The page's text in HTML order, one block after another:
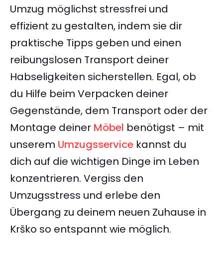
Umzug möglichst stressfrei und
effizient zu gestalten, indem sie dir
praktische Tipps geben und einen
reibungslosen Transport deiner
Habseligkeiten sicherstellen. Egal, ob
du Hilfe beim Verpacken deiner
Gegenstände, dem Transport oder der
Montage deiner Möbel benötigst – mit
unserem Umzugsservice kannst du
dich auf die wichtigen Dinge im Leben
konzentrieren. Vergiss den
Umzugsstress und erlebe den
Übergang zu deinem neuen Zuhause in
Krško so entspannt wie möglich.